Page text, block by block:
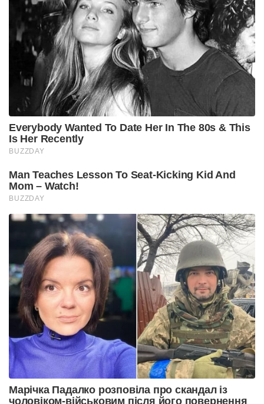
Everybody Wanted To Date Her In The 80s & This
Is Her Recently
BUZZDAY
Man Teaches Lesson To Seat-Kicking Kid And
Mom – Watch!
BUZZDAY
Марічка Падалко розповіла про скандал із
чоловіком-військовим після його повернення